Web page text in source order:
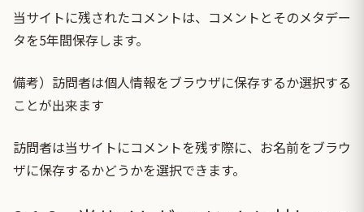
当サイトに残されたコメントは、コメントとそのメタデー
タを5年間保存します。
備考）訪問者は個人情報をブラウザに保存するか選択する
ことが出来ます
訪問者は当サイトにコメントを残す際に、お名前をブラウ
ザに保存するかどうかを選択できます。